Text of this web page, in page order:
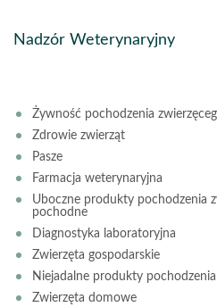
Nadzór Weterynaryjny
Żywność pochodzenia
Zdrowie zwierząt
Pasze
Farmacja weterynaryjna
Uboczne produkty pochodzenia
pochodne
Diagnostyka laboratoryjna
Zwierzęta gospodarskie
Niejadalne produkty
Zwierzęta domowe